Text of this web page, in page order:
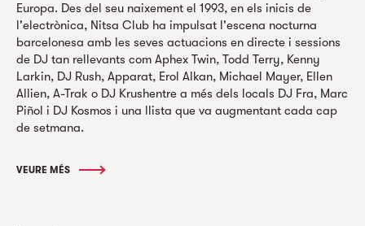
Europa. Des del seu naixement el 1993, en els inicis de
l'electrònica, Nitsa Club ha impulsat l'escena nocturna
barcelonesa amb les seves actuacions en directe i sessions
de DJ tan rellevants com Aphex Twin, Todd Terry, Kenny
Larkin, DJ Rush, Apparat, Erol Alkan, Michael Mayer, Ellen
Allien, A-Trak o DJ Krushentre a més dels locals DJ Fra, Marc
Piñol i DJ Kosmos i una llista que va augmentant cada cap
de setmana.
VEURE MÉS